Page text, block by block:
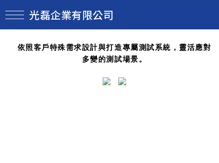
依照客戶特殊需求設計與打造專屬測試系統，靈活應對
多變的測試場景。
光磊企業有限公司